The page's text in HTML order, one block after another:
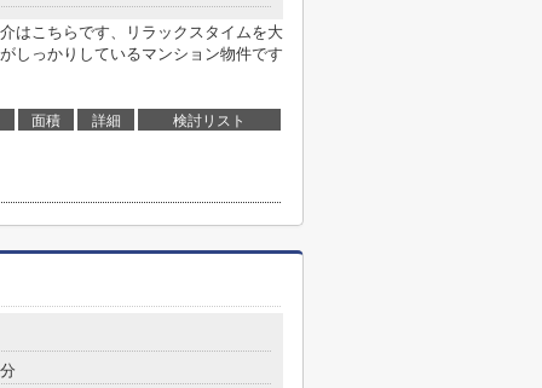
はこちらです、リラックスタイムを大
しっかりしているマンション物件です
面積 詳細 検討リスト